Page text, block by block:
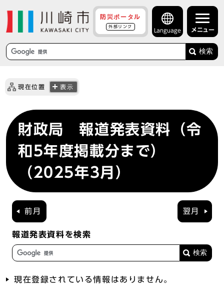
防災ポータル
外部リンク
Language メニュー
検索
現在位置 表示
財政局 報道発表資料（令
和5年度掲載分まで）
（2025年3月）
前月 翌月
報道発表資料を検索
現在登録されている情報はありません。